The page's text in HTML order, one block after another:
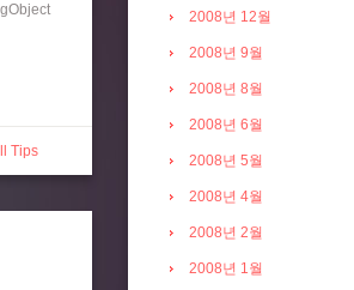
Tips
2008년 12월
2008년 9월
2008년 8월
2008년 6월
2008년 5월
2008년 4월
2008년 2월
2008년 1월